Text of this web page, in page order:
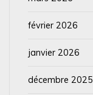
février 2026
janvier 2026
décembre 2025